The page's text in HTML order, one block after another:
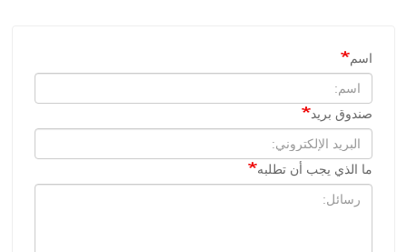
اسم
صندوق بريد
ما الذي يجب أن تطلبه